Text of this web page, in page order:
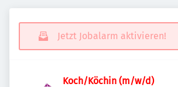
Jetzt Jobalarm aktivieren!
Koch/Köchin (m/w/d)